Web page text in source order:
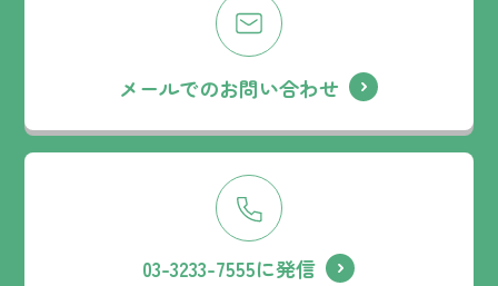
メールでのお問い合わせ
03-3233-7555に発信